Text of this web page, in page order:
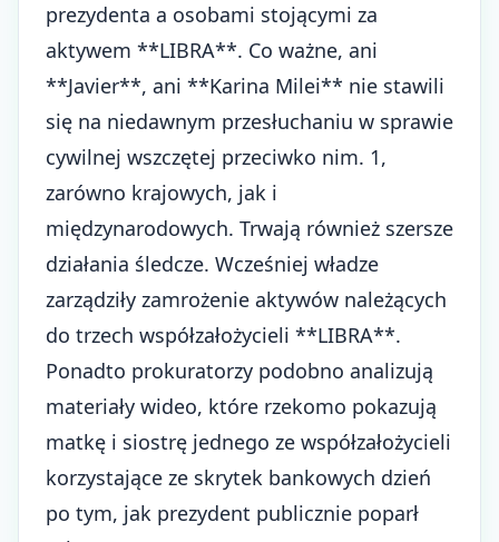
prezydenta a osobami stojącymi za
aktywem **LIBRA**. Co ważne, ani
**Javier**, ani **Karina Milei** nie stawili
się na niedawnym przesłuchaniu w sprawie
cywilnej wszczętej przeciwko nim. 1,
zarówno krajowych, jak i
międzynarodowych. Trwają również szersze
działania śledcze. Wcześniej władze
zarządziły zamrożenie aktywów należących
do trzech współzałożycieli **LIBRA**.
Ponadto prokuratorzy podobno analizują
materiały wideo, które rzekomo pokazują
matkę i siostrę jednego ze współzałożycieli
korzystające ze skrytek bankowych dzień
po tym, jak prezydent publicznie poparł